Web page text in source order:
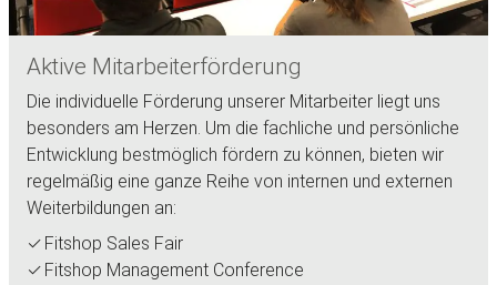
Aktive Mitarbeiterförderung
Die individuelle Förderung unserer Mitarbeiter liegt uns
besonders am Herzen. Um die fachliche und persönliche
Entwicklung bestmöglich fördern zu können, bieten wir
regelmäßig eine ganze Reihe von internen und externen
Weiterbildungen an:
Fitshop Sales Fair
Fitshop Management Conference